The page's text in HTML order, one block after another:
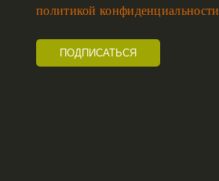
политикой конфиденциальности